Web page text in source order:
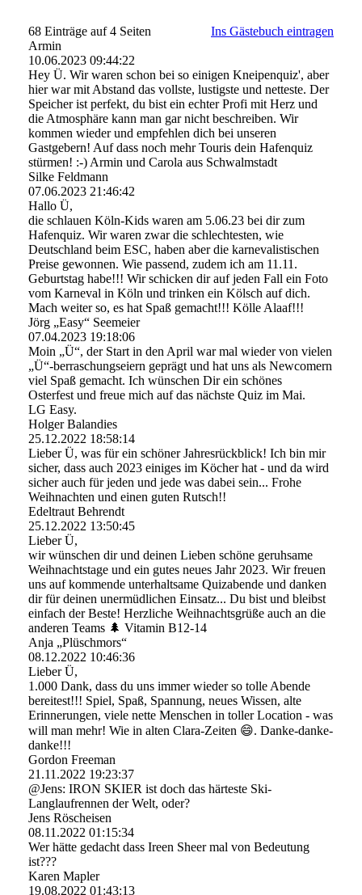
68 Einträge auf 4 Seiten
Ins Gästebuch eintragen
Armin
10.06.2023 09:44:22
Hey Ü. Wir waren schon bei so einigen Kneipenquiz', aber
hier war mit Abstand das vollste, lustigste und netteste. Der
Speicher ist perfekt, du bist ein echter Profi mit Herz und
die Atmosphäre kann man gar nicht beschreiben. Wir
kommen wieder und empfehlen dich bei unseren
Gastgebern! Auf dass noch mehr Touris dein Hafenquiz
stürmen! :-) Armin und Carola aus Schwalmstadt
Silke Feldmann
07.06.2023 21:46:42
Hallo Ü,
die schlauen Köln-Kids waren am 5.06.23 bei dir zum
Hafenquiz. Wir waren zwar die schlechtesten, wie
Deutschland beim ESC, haben aber die karnevalistischen
Preise gewonnen. Wie passend, zudem ich am 11.11.
Geburtstag habe!!! Wir schicken dir auf jeden Fall ein Foto
vom Karneval in Köln und trinken ein Kölsch auf dich.
Mach weiter so, es hat Spaß gemacht!!! Kölle Alaaf!!!
Jörg „Easy“ Seemeier
07.04.2023 19:18:06
Moin „Ü“, der Start in den April war mal wieder von vielen
„Ü“-berraschungseiern geprägt und hat uns als Newcomern
viel Spaß gemacht. Ich wünschen Dir ein schönes
Osterfest und freue mich auf das nächste Quiz im Mai.
LG Easy.
Holger Balandies
25.12.2022 18:58:14
Lieber Ü, was für ein schöner Jahresrückblick! Ich bin mir
sicher, dass auch 2023 einiges im Köcher hat - und da wird
sicher auch für jeden und jede was dabei sein... Frohe
Weihnachten und einen guten Rutsch!!
Edeltraut Behrendt
25.12.2022 13:50:45
Lieber Ü,
wir wünschen dir und deinen Lieben schöne geruhsame
Weihnachtstage und ein gutes neues Jahr 2023. Wir freuen
uns auf kommende unterhaltsame Quizabende und danken
dir für deinen unermüdlichen Einsatz... Du bist und bleibst
einfach der Beste! Herzliche Weihnachtsgrüße auch an die
anderen Teams 🌲 Vitamin B12-14
Anja „Plüschmors“
08.12.2022 10:46:36
Lieber Ü,
1.000 Dank, dass du uns immer wieder so tolle Abende
bereitest!!! Spiel, Spaß, Spannung, neues Wissen, alte
Erinnerungen, viele nette Menschen in toller Location - was
will man mehr! Wie in alten Clara-Zeiten 😄. Danke-danke-
danke!!!
Gordon Freeman
21.11.2022 19:23:37
@Jens: IRON SKIER ist doch das härteste Ski-
Langlaufrennen der Welt, oder?
Jens Röscheisen
08.11.2022 01:15:34
Wer hätte gedacht dass Ireen Sheer mal von Bedeutung
ist???
Karen Mapler
19.08.2022 01:43:13